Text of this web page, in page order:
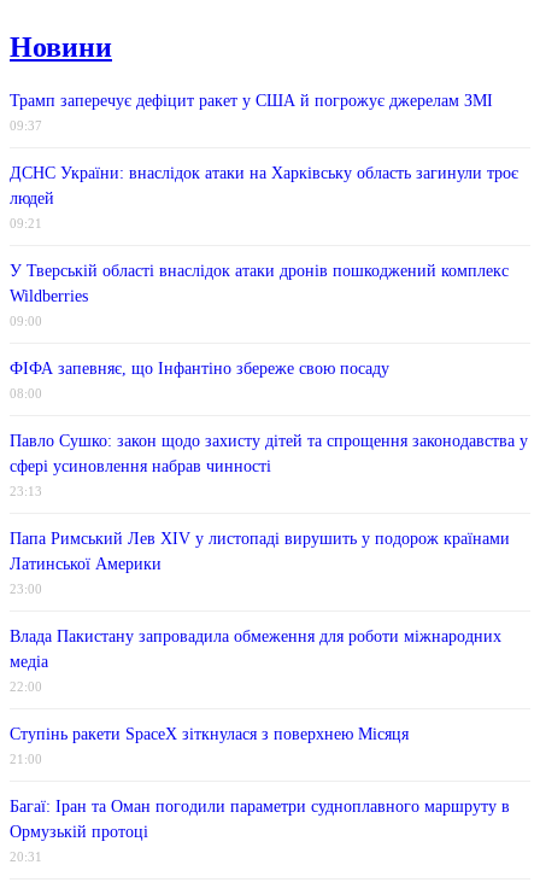
Новини
Трамп заперечує дефіцит ракет у США й погрожує джерелам ЗМІ
09:37
ДСНС України: внаслідок атаки на Харківську область загинули троє
людей
09:21
У Тверській області внаслідок атаки дронів пошкоджений комплекс
Wildberries
09:00
ФІФА запевняє, що Інфантіно збереже свою посаду
08:00
Павло Сушко: закон щодо захисту дітей та спрощення законодавства у
сфері усиновлення набрав чинності
23:13
Папа Римський Лев XIV у листопаді вирушить у подорож країнами
Латинської Америки
23:00
Влада Пакистану запровадила обмеження для роботи міжнародних
медіа
22:00
Ступінь ракети SpaceX зіткнулася з поверхнею Місяця
21:00
Багаї: Іран та Оман погодили параметри судноплавного маршруту в
Ормузькій протоці
20:31